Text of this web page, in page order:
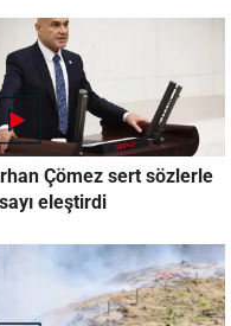
Çömez sert sözlerle
eleştirdi